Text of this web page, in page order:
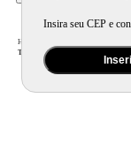
Insira seu CEP e
Home
Torre de Som AIWA T2W -02